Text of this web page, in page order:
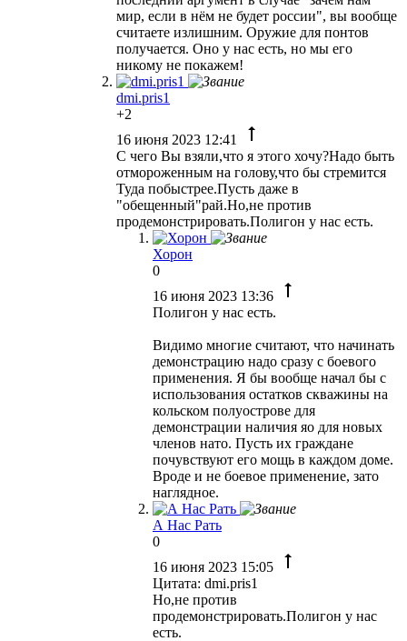
мир, если в нём не будет россии", вы вообще
считаете излишним. Оружие для понтов
получается. Оно у нас есть, но мы его
никому не покажем!
dmi.pris1
+2
16 июня 2023 12:41
С чего Вы взяли,что я этого хочу?Надо быть
отмороженным на голову,что бы стремится
Туда побыстрее.Пусть даже в
"обещенный"рай.Но,не против
продемонстрировать.Полигон у нас есть.
Хорон
0
16 июня 2023 13:36
Полигон у нас есть.
Видимо многие считают, что начинать
демонстрацию надо сразу с боевого
применения. Я бы вообще начал бы с
использования остатков скважины на
кольском полуострове для
демонстрации наличия яо для новых
членов нато. Пусть их граждане
почувствуют его мощь в каждом доме.
Вроде и не боевое применение, зато
наглядное.
А Нас Рать
0
16 июня 2023 15:05
Цитата: dmi.pris1
Но,не против
продемонстрировать.Полигон у нас
есть.